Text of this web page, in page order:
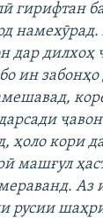
гирифтан
дар дилхоҳ
ин забонҳо
ҳоло кори
машғул
Аз
русии